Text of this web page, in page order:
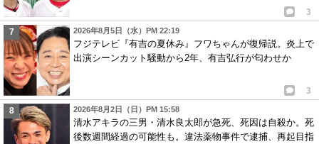
3
2026年8月5日（水）PM 22:19
フジテレビ『有吉の夏休み』フワちゃんが復帰説。炎上で
出演シーンカット騒動から2年、有吉弘行が匂わせか
3
2026年8月2日（日）PM 15:58
清水アキラの三男・清水良太郎が急死、死因は自殺か。死
後数週間経過の可能性も。違法薬物事件で逮捕、再起目指